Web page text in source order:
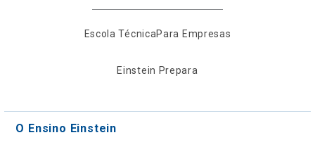
Escola TécnicaPara Empresas
Einstein Prepara
O Ensino Einstein